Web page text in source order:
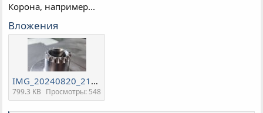
Корона, например...
Вложения
IMG_20240820_215831.jpg
799.3 KB Просмотры: 548